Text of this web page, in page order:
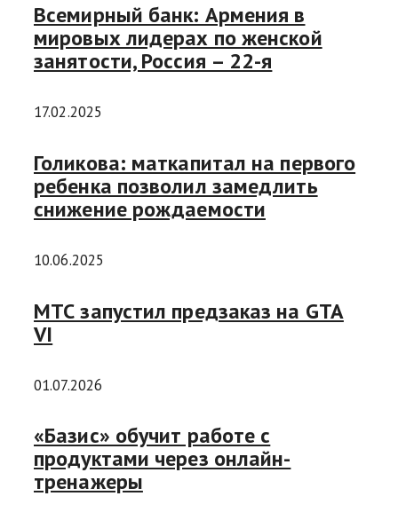
Всемирный банк: Армения в
мировых лидерах по женской
занятости, Россия – 22-я
17.02.2025
Голикова: маткапитал на первого
ребенка позволил замедлить
снижение рождаемости
10.06.2025
МТС запустил предзаказ на GTA
VI
01.07.2026
«Базис» обучит работе с
продуктами через онлайн-
тренажеры